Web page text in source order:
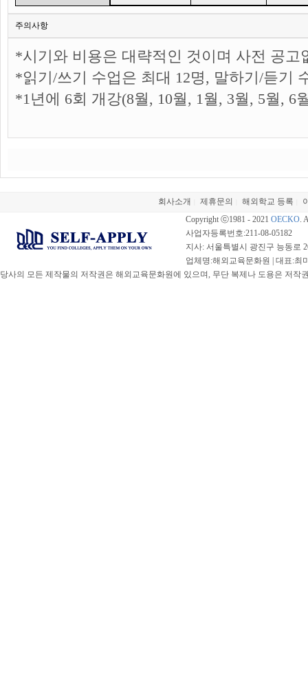
주의사항
*시기와 비용은 대략적인 것이며 사전 공고
*읽기/쓰기 수업은 최대 12명, 말하기/듣기
*1년에 6회 개강(8월, 10월, 1월, 3월, 5월, 6
회사소개 제휴문의 해외학교 등록
Copyright ⓒ1981 - 2021 OECKO.
사업자등록번호:211-08-05182
지사: 서울특별시 광진구 능동로
업체명:해외교육문화원 | 대표:최
당사의 모든 제작물의 저작권은 해외교육문화원에 있으며, 무단 복제나 도용은 저